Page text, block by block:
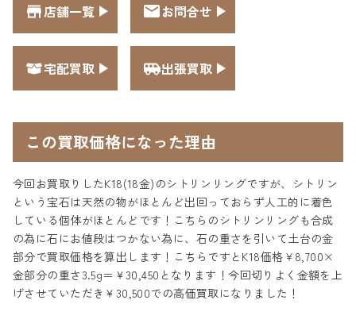
店舗一覧 お問合せ
宅配買取 出張買取
この買取価格になった理由
今回お買取りしたK18(18金)のシトリンリングですが、シトリン
という宝石は天然の物がほとんど出回っておらず人工的に着色
している個体がほとんどです！こちらのシトリンリングも合成
の為に石にお値段はつかない為に、石の重さを引いて土台の金
部分で買取価格を算出します！こちらですとK18価格￥8,700×
金部分の重さ3.5g＝￥30,450となります！今回切りよく金額を上
げさせていただき￥30,500での高価買取になりました！